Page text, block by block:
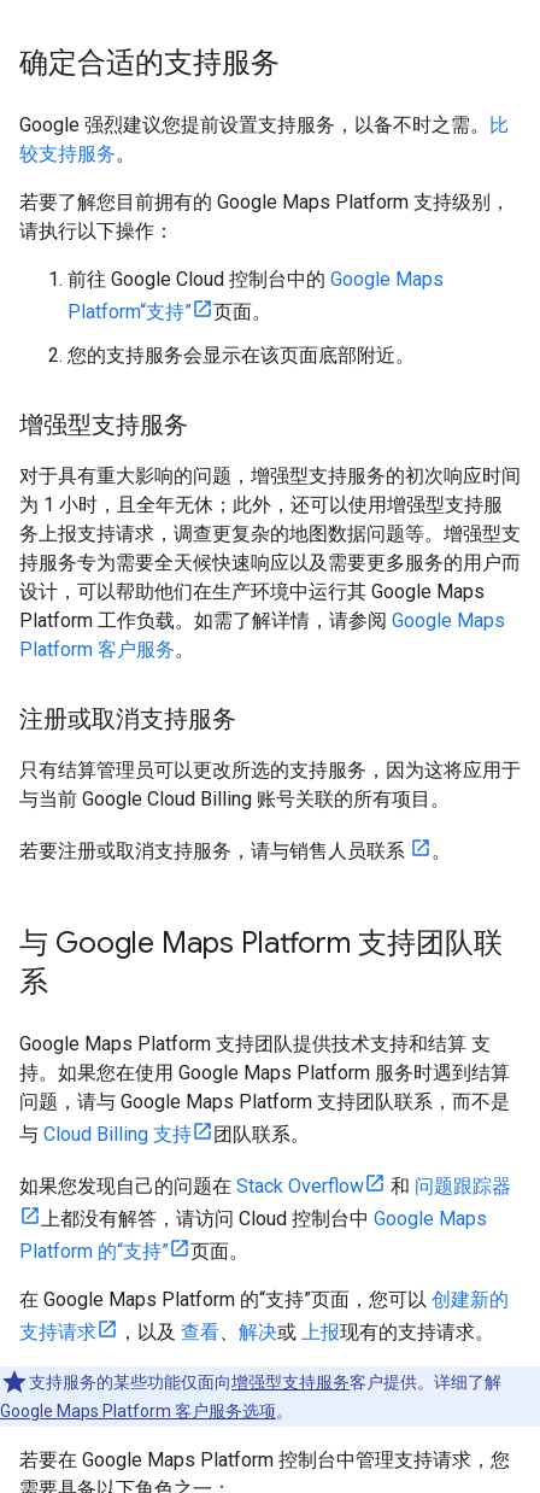
确定合适的支持服务
Google 强烈建议您提前设置支持服务，以备不时之需。
比
较支持服务。
若要了解您目前拥有的 Google Maps Platform 支持级别，
请执行以下操作：
前往 Google Cloud 控制台中的 Google Maps
Platform“支持”
页面。
您的支持服务会显示在该页面底部附近。
增强型支持服务
对于具有重大影响的问题，增强型支持服务的初次响应时间
为 1 小时，且全年无休；此外，还可以使用增强型支持服
务上报支持请求，调查更复杂的地图数据问题等。增强型支
持服务专为需要全天候快速响应以及需要更多服务的用户而
设计，可以帮助他们在生产环境中运行其 Google Maps
Platform 工作负载。如需了解详情，请参阅 Google Maps
Platform 客户服务。
注册或取消支持服务
只有结算管理员可以更改所选的支持服务，因为这将应用于
与当前 Google Cloud Billing 账号关联的所有项目。
若要注册或取消支持服务，请与销售人员联系 。
与 Google Maps Platform 支持团队联
系
Google Maps Platform 支持团队提供技术支持和结算 支
持。如果您在使用 Google Maps Platform 服务时遇到结算
问题，请与 Google Maps Platform 支持团队联系，而不是
与 Cloud Billing 支持 团队联系。
如果您发现自己的问题在 Stack Overflow 和 问题跟踪器
上都没有解答，请访问 Cloud 控制台中 Google Maps
Platform 的“支持”
页面。
在 Google Maps Platform 的“支持”页面，您可以 创建新的
支持请求
，以及 查看 解决或 上报现有的支持请求。
支持服务的某些功能仅面向增强型支持服务客户提供。详细了解
Google Maps Platform 客户服务选项。
若要在 Google Maps Platform 控制台中管理支持请求，您